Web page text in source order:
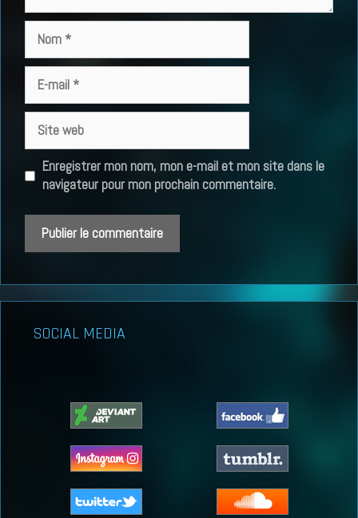
mail
web
Enregistrer mon nom, mon e-mail et mon site dans le
navigateur pour mon prochain commentaire.
SOCIAL MEDIA